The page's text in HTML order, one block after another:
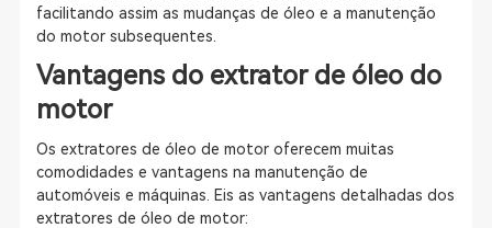
facilitando assim as mudanças de óleo e a manutenção
do motor subsequentes.
Vantagens do extrator de óleo do
motor
Os extratores de óleo de motor oferecem muitas
comodidades e vantagens na manutenção de
automóveis e máquinas. Eis as vantagens detalhadas dos
extratores de óleo de motor: